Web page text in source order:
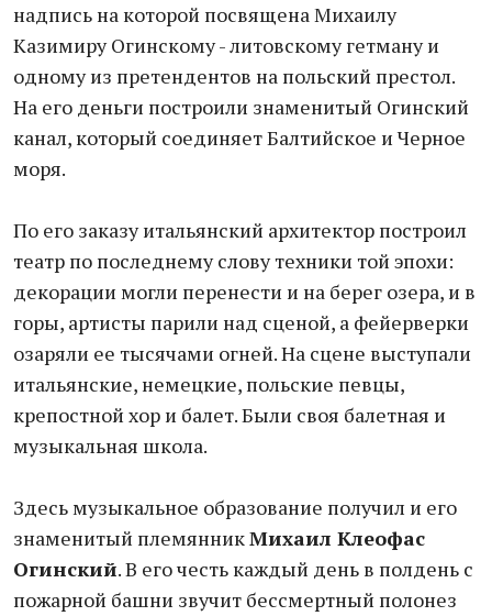
надпись на которой посвящена Михаилу
Казимиру Огинскому - литовскому гетману и
одному из претендентов на польский престол.
На его деньги построили знаменитый Огинский
канал, который соединяет Балтийское и Черное
моря.
По его заказу итальянский архитектор построил
театр по последнему слову техники той эпохи:
декорации могли перенести и на берег озера, и в
горы, артисты парили над сценой, а фейерверки
озаряли ее тысячами огней. На сцене выступали
итальянские, немецкие, польские певцы,
крепостной хор и балет. Были своя балетная и
музыкальная школа.
Здесь музыкальное образование получил и его
знаменитый племянникМихаил Клеофас
Огинский. В его честь каждый день в полдень с
пожарной башни звучит бессмертный полонез